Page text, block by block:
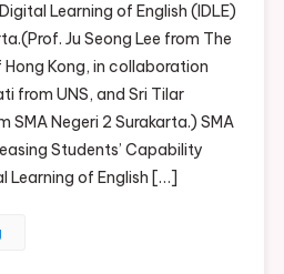
Learning of English (IDLE)
Ju Seong Lee from The
Kong, in collaboration
from UNS, and Sri Tilar
SMA Negeri 2 Surakarta.) SMA
Students’ Capability
Learning of English […]